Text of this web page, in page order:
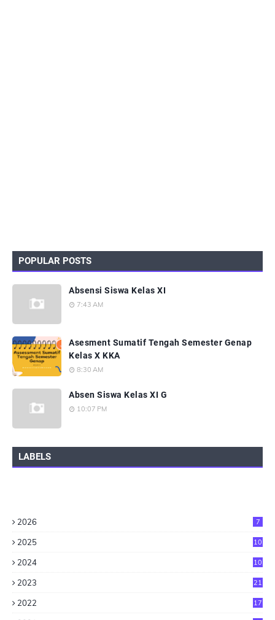
POPULAR POSTS
Absensi Siswa Kelas XI
7:43 AM
Asesment Sumatif Tengah Semester Genap
Kelas X KKA
8:30 AM
Absen Siswa Kelas XI G
10:07 PM
LABELS
2026 7
2025 10
2024 10
2023 21
2022 17